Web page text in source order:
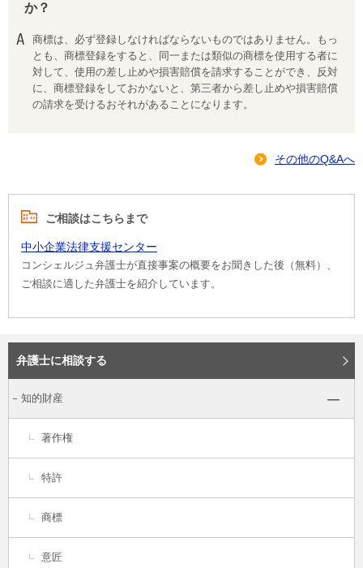
か？
商標は、必ず登録しなければならないものではありません。もっ
とも、商標登録をすると、同一または類似の商標を使用する者に
対して、使用の差し止めや損害賠償を請求することができ、反対
に、商標登録をしておかないと、第三者から差し止めや損害賠償
の請求を受けるおそれがあることになります。
その他のQ&Aへ
ご相談はこちらまで
中小企業法律支援センター
コンシェルジュ弁護士が直接事案の概要をお聞きした後（無料）、
ご相談に適した弁護士を紹介しています。
弁護士に相談する
知的財産
著作権
特許
商標
意匠